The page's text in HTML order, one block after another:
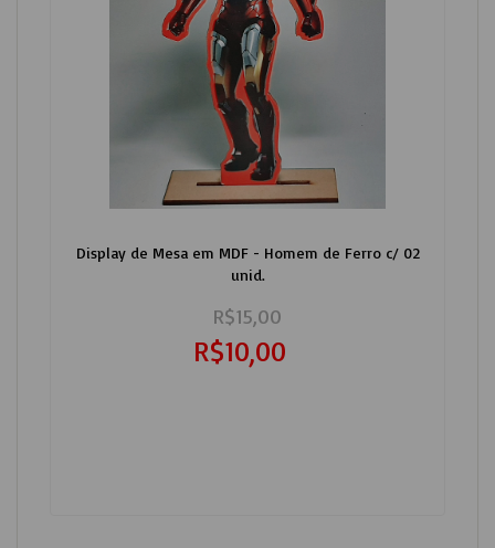
Display de Mesa em MDF - Homem de Ferro c/ 02
unid.
R$15,00
R$10,00